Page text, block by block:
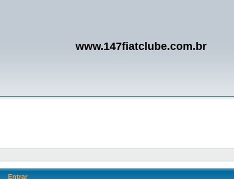
www.147fiatclube.com.br
Entrar